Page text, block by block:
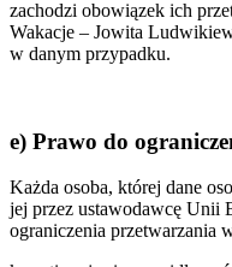
zachodzi obowiązek ich
Wakacje – Jowita
w danym przypadku.
e) Prawo do
Każda osoba, której dane
jej przez ustawodawcę Unii
ograniczenia przetwarzania